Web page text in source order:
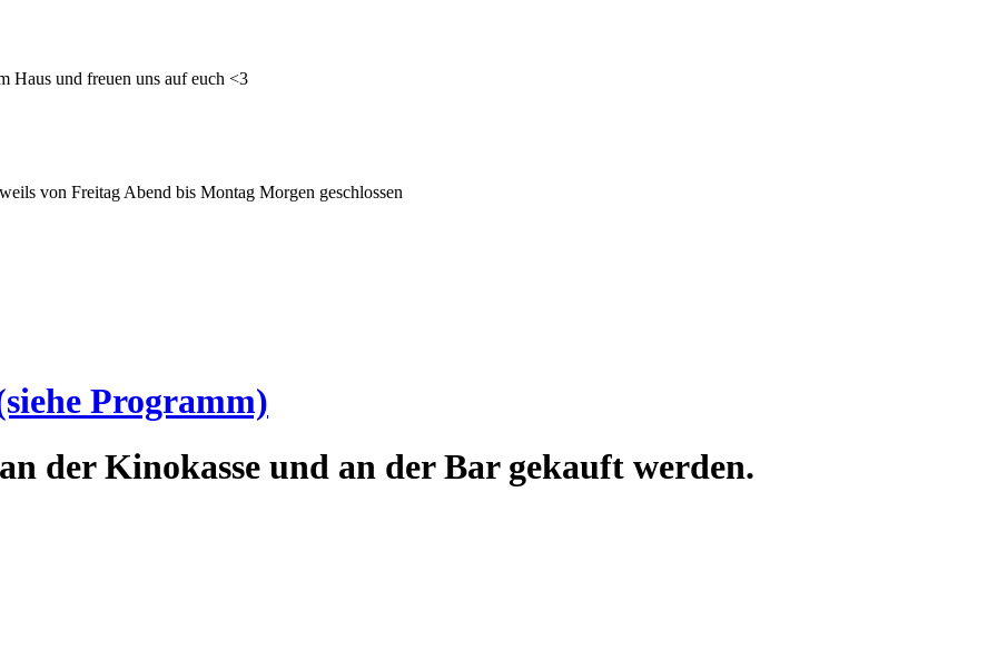
Haus und freuen uns auf euch <3
von Freitag Abend bis Montag Morgen geschlossen
Programm)
der Kinokasse und an der Bar gekauft werden.